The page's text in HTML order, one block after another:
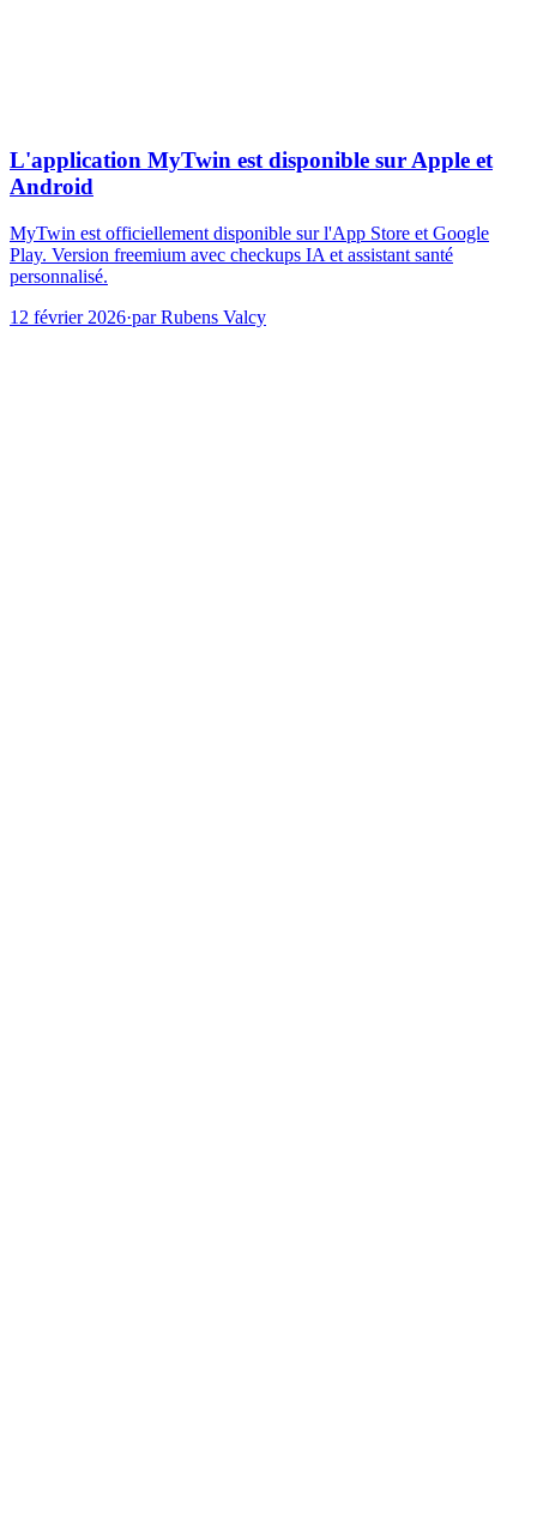
L'application MyTwin est disponible sur Apple et
Android
MyTwin est officiellement disponible sur l'App Store et Google
Play. Version freemium avec checkups IA et assistant santé
personnalisé.
12 février 2026·par Rubens Valcy